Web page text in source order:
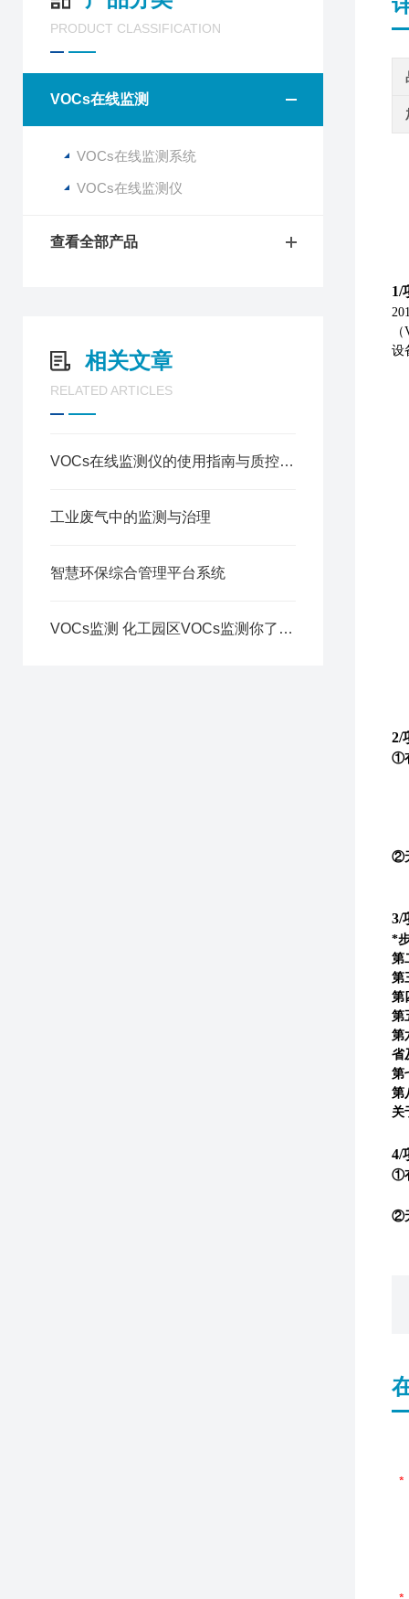
PRODUCT CLASSIFICATION
VOCs在线监测
VOCs在线监测系统
VOCs在线监测仪
查看全部产品
相关文章
RELATED ARTICLES
VOCs在线监测仪的使用指南与质控要点
工业废气中的监测与治理
智慧环保综合管理平台系统
VOCs监测 化工园区VOCs监测你了解吗？
1/
设
2/
①
②
3/
*
第
第
第
第
第
省
第
第
关
4/
①
②